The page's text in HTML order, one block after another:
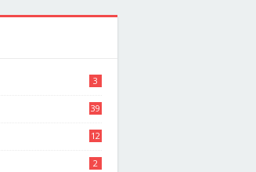
3
39
12
2